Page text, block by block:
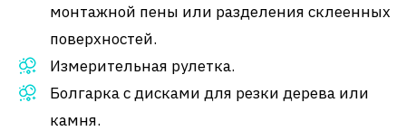
монтажной пены или разделения склеенных
поверхностей.
Измерительная рулетка.
Болгарка с дисками для резки дерева или
камня.